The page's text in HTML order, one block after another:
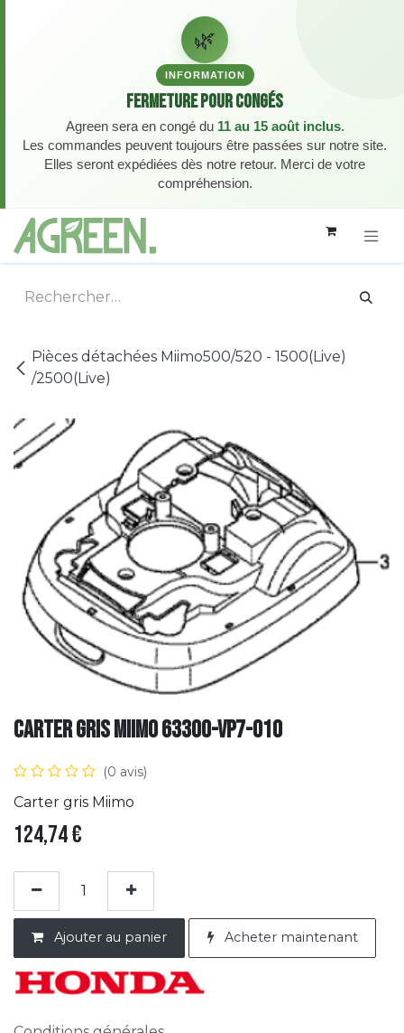
🌿
INFORMATION
Fermeture pour congés
Agreen sera en congé du 11 au 15 août inclus.
Les commandes peuvent toujours être passées sur notre site.
Elles seront expédiées dès notre retour. Merci de votre
compréhension.
Se rendre au contenu
Pièces détachées Miimo500/520 - 1500(Live)
/2500(Live)
Carter gris Miimo 63300-VP7-010
(0 avis)
Carter gris Miimo
124,74€
Ajouter au panier Acheter maintenant